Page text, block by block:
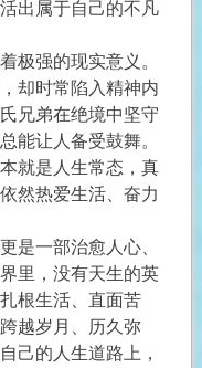
出属于自己的不凡
极强的现实意义。
却时常陷入精神内
兄弟在绝境中坚守
能让人备受鼓舞。
就是人生常态，真
然热爱生活、奋力
是一部治愈人心、
里，没有天生的英
根生活、直面苦
越岁月、历久弥
己的人生道路上，